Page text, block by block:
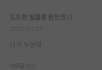
도도한 빌헬름 뢴트겐
너가 누군데
대댓글 쓰기